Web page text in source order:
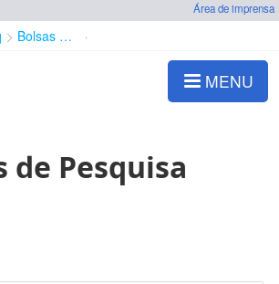
Área de imprensa
Bolsas e Auxílios Vigentes
MENU
de Pesquisa